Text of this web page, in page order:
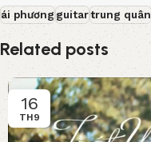
ái phươngguitartrung quân
Related posts
16
TH9